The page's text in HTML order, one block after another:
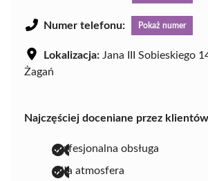
Numer telefonu: Pokaż numer
Lokalizacja: Jana III Sobieskiego
Żagań
Najczęściej doceniane przez
profesjonalna obsługa
miła atmosfera